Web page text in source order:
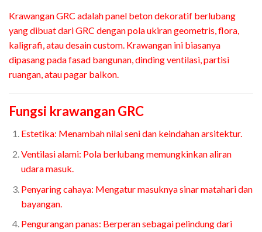
Krawangan GRC adalah panel beton dekoratif berlubang
yang dibuat dari GRC dengan pola ukiran geometris, flora,
kaligrafi, atau desain custom. Krawangan ini biasanya
dipasang pada fasad bangunan, dinding ventilasi, partisi
ruangan, atau pagar balkon.
Fungsi krawangan GRC
Estetika: Menambah nilai seni dan keindahan arsitektur.
Ventilasi alami: Pola berlubang memungkinkan aliran
udara masuk.
Penyaring cahaya: Mengatur masuknya sinar matahari dan
bayangan.
Pengurangan panas: Berperan sebagai pelindung dari